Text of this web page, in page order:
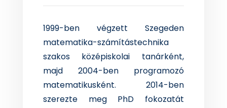
1999-ben végzett Szegeden
matematika-számítástechnika
szakos középiskolai tanárként,
majd 2004-ben programozó
matematikusként. 2014-ben
szerezte meg PhD fokozatát